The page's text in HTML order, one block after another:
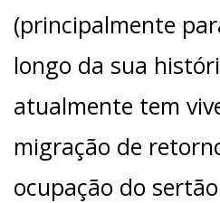
(principalmente
longo da sua
atualmente tem
migração de
ocupação do